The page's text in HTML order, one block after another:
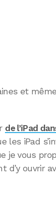
et
de l’iPad
les iPad
je vous
d’y ouvrir